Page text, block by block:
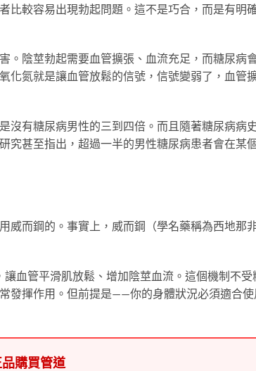
比較容易出現勃起問題。這不是巧合，而是有明
。陰莖勃起需要血管擴張、血流充足，而糖尿病
化氮就是讓血管放鬆的信號，信號變弱了，血管
沒有糖尿病男性的三到四倍。而且隨著糖尿病病
究甚至指出，超過一半的男性糖尿病患者會在某
而鋼的。事實上，威而鋼（學名藥稱為西地那非
血管平滑肌放鬆、增加陰莖血流。這個機制不受
發揮作用。但前提是——你的身體狀況必須適合使
購買管道